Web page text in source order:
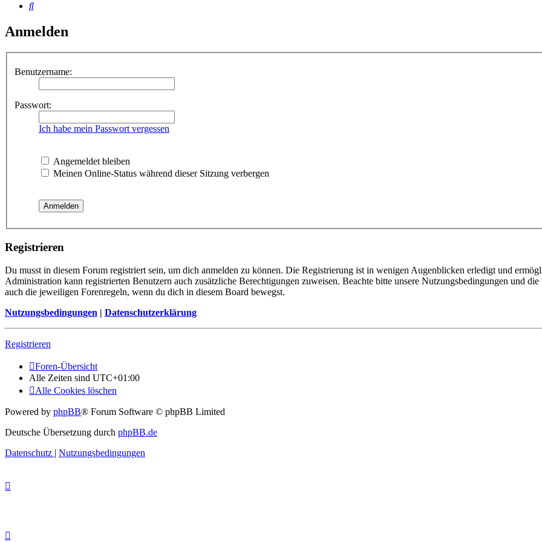
Suche
Anmelden
Benutzername:
Passwort:
Ich habe mein Passwort vergessen
Angemeldet bleiben
Meinen Online-Status während dieser Sitzung verbergen
Registrieren
Du musst in diesem Forum registriert sein, um dich anmelden zu können. Die Registrierung ist in wenigen Augenblicken erledigt und
Administration kann registrierten Benutzern auch zusätzliche Berechtigungen zuweisen. Beachte bitte unsere Nutzungsbedingungen und
auch die jeweiligen Forenregeln, wenn du dich in diesem Board bewegst.
Nutzungsbedingungen | Datenschutzerklärung
Registrieren
Foren-Übersicht
Alle Zeiten sind UTC+01:00
Alle Cookies löschen
Powered by phpBB® Forum Software © phpBB Limited
Deutsche Übersetzung durch phpBB.de
Datenschutz | Nutzungsbedingungen